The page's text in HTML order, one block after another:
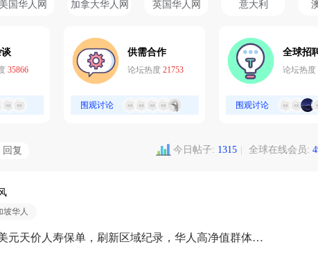
美国华人网 加拿大华人网 英国华人网 意大利
35866
供需合作
论坛热度 21753
围观讨论
全球招
论坛热度
围观讨论
回复 今日帖子: 1315 全球在线会员:
坡华人
元天价人寿保单，刷新区域纪录，华人高净值群体成